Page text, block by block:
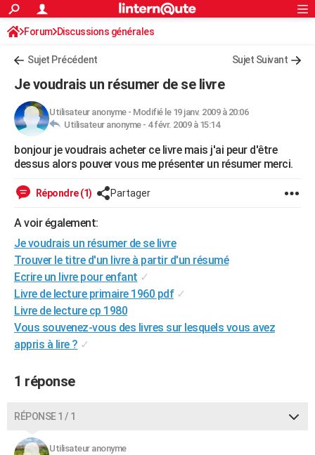
ACTUALITÉS
Politique
Société
Faits Divers
Education
Monde
Villes
+
FINANCE
Retraite
Impôts
Epargne
Immobilier
Risques naturels par ville
Banque
Assurance
Crédit
AUTO
Essais
Réserver un essai
Citadines
Berlines
SUV
Forum auto
+HIGH-TECH
Mobiles
Meilleur smartphone
Internet
Ordinateurs
Jeux vidéo
Guide high-tech
BRICOLAGE
WEEK-END
Guides de France
Escapades
Patrimoine
Expositions
Musées
Week-end nature
+LIFESTYLE
Art de vivre
Bien-être
Loisirs
ModeModes de vie
SANTE
Alimentation
Guide de la santé
Maladies
Médicaments
Sommeil
Destinations
City break
Voyage nature
Voyage de noces
Forum
Climat
+PHOTO
BONS PLANS
CARTE DE VOEUX
Carte de Noël
Carte Bonne année
Carte Saint-Valentin
Carte Pâques
Carte d'anniversaire
DICTIONNAIRE
S'inscrire
Connexion
Forum Discussions générales
Sujet Précédent Sujet Suivant
Je voudrais un résumer de se livre
Utilisateur anonyme- Modifié le 19 janv. 2009 à 20:06
Utilisateur anonyme - 4 févr. 2009 à 15:14
bonjour je voudrais acheter ce livre mais j'ai peur d'être
dessus alors pouver vous me présenter un résumer merci.
Répondre (1) Partager
A voir également:
Je voudrais un résumer de se livre
Trouver le titre d'un livre à partir d'un résumé
Ecrire un livre pour enfant ✓
Livre de lecture primaire 1960 pdf ✓
Livre de lecture cp 1980
Vous souvenez-vous des livres sur lesquels vous avez
appris à lire ? ✓
1 réponse
RÉPONSE 1 / 1
Utilisateur anonyme